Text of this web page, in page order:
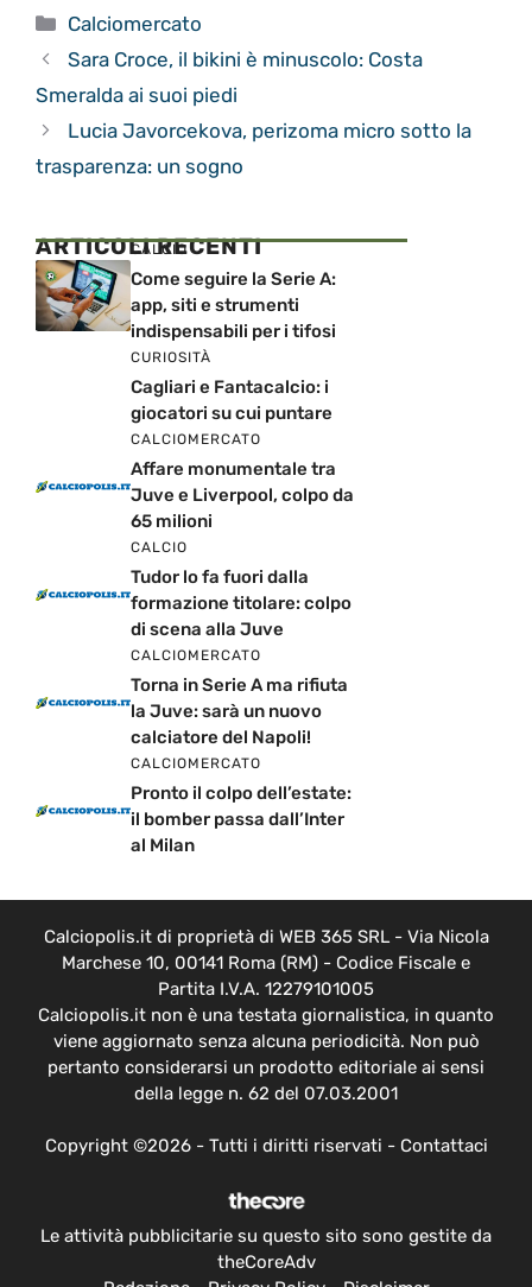
Categorie
Calciomercato
Sara Croce, il bikini è minuscolo: Costa
Smeralda ai suoi piedi
Lucia Javorcekova, perizoma micro sotto la
trasparenza: un sogno
ARTICOLI RECENTI
CALCIO
Come seguire la Serie A:
app, siti e strumenti
indispensabili per i tifosi
CURIOSITÀ
Cagliari e Fantacalcio: i
giocatori su cui puntare
CALCIOMERCATO
Affare monumentale tra
Juve e Liverpool, colpo da
65 milioni
CALCIO
Tudor lo fa fuori dalla
formazione titolare: colpo
di scena alla Juve
CALCIOMERCATO
Torna in Serie A ma rifiuta
la Juve: sarà un nuovo
calciatore del Napoli!
CALCIOMERCATO
Pronto il colpo dell’estate:
il bomber passa dall’Inter
al Milan
Calciopolis.it di proprietà di WEB 365 SRL - Via Nicola
Marchese 10, 00141 Roma (RM) - Codice Fiscale e
Partita I.V.A. 12279101005
Calciopolis.it non è una testata giornalistica, in quanto
viene aggiornato senza alcuna periodicità. Non può
pertanto considerarsi un prodotto editoriale ai sensi
della legge n. 62 del 07.03.2001
Copyright ©2026 - Tutti i diritti riservati - Contattaci
Le attività pubblicitarie su questo sito sono gestite da
theCoreAdv